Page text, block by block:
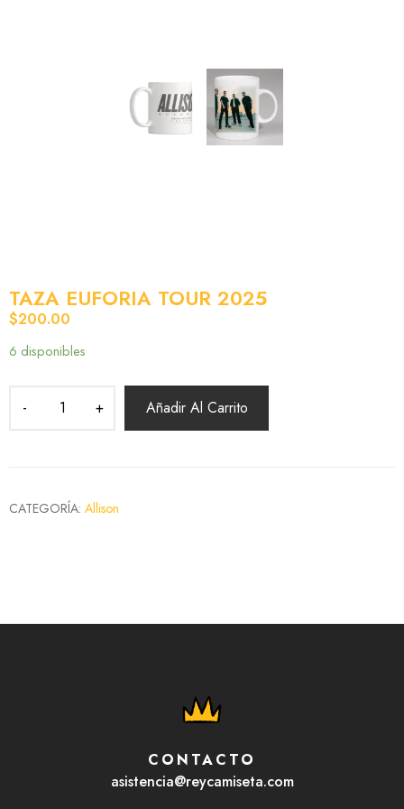
TAZA EUFORIA TOUR 2025
$200.00
6 disponibles
Añadir Al Carrito
CATEGORÍA: Allison
CONTACTO
asistencia@reycamiseta.com